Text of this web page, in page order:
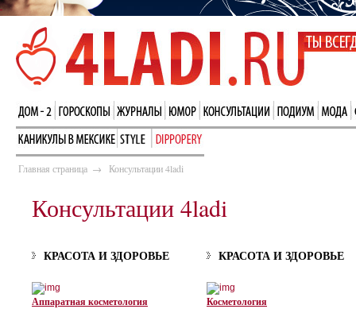
Главная страница → Консультации 4ladi
Консультации 4ladi
КРАСОТА И ЗДОРОВЬЕ
Аппаратная косметология
КРАСОТА И ЗДОРОВЬЕ
Косметология